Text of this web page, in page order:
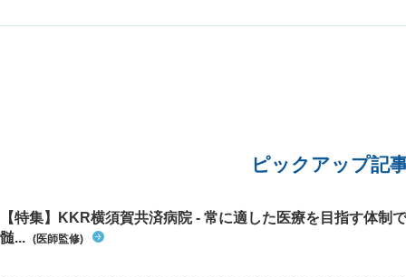
横になっています。 8/21は小さいおにぎりひと
ピックアップ記
【特集】KKR横須賀共済病院 - 常に適した医療を目指す体制
髄... (医師監修)